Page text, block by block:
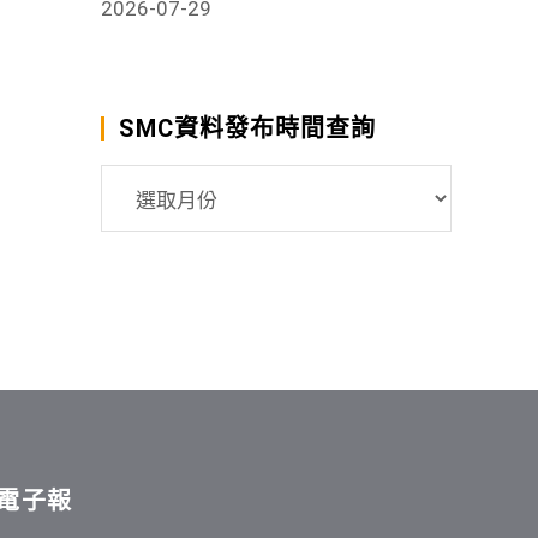
2026-07-29
SMC資料發布時間查詢
子報